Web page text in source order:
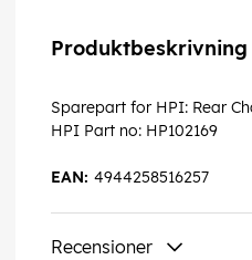
Produktbeskrivning
Sparepart for HPI: Rear
HPI Part no: HP102169
4944258516257
EAN:
Recensioner